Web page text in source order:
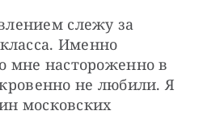
слежу за
Именно
мне настороженно в
не любили. Я
московских